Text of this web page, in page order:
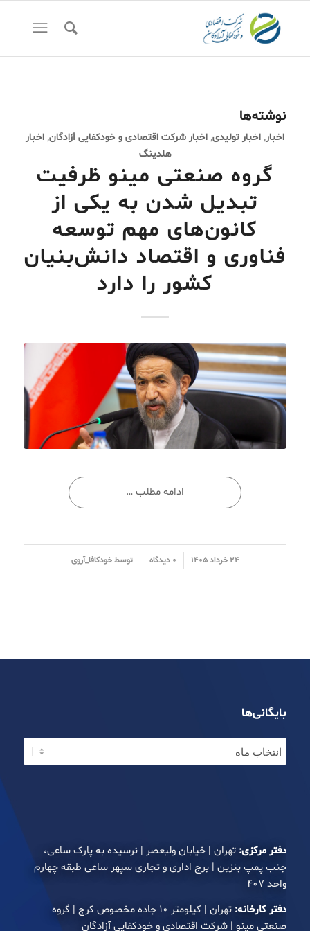
نوشته‌ها
اخبار, اخبار تولیدی, اخبار شرکت اقتصادی و خودکفایی آزادگان, اخبار
هلدینگ
گروه صنعتی مینو ظرفیت
تبدیل شدن به یکی از
کانون‌های مهم توسعه
فناوری و اقتصاد دانش‌بنیان
کشور را دارد
ادامه مطلب …
۲۴ خرداد ۱۴۰۵ / ۰ دیدگاه توسطخودکافا_آر‌وی
بایگانی‌ها
دفتر مرکزی: تهران | خیابان ولیعصر | نرسیده به پارک ساعی،
جنب پمپ بنزین | برج اداری و تجاری سپهر ساعی طبقه چهارم
واحد ۴۰۷
دفتر کارخانه:
تهران | کیلومتر ۱۰ جاده مخصوص کرج | گروه
صنعتی مینو | شرکت اقتصادی و خودکفایی آزادگان